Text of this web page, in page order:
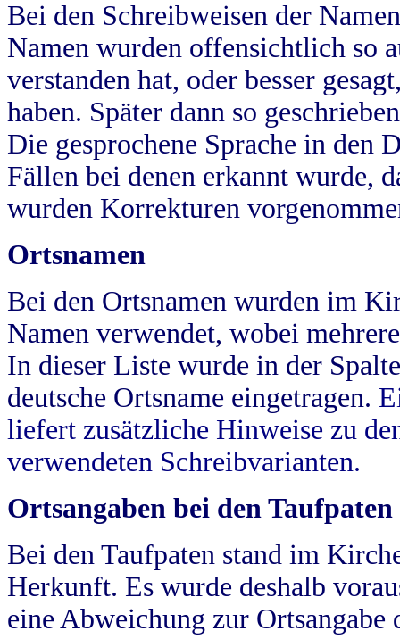
Bei den Schreibweisen der
Namen wurden offensichtlich so
verstanden hat, oder besser
haben. Später dann so
Die gesprochene Sprache in
Fällen bei denen erkannt wurde,
wurden Korrekturen
Ortsnamen
Bei den Ortsnamen wurden im
Namen verwendet, wobei
In dieser Liste wurde in der
deutsche Ortsname eingetragen.
liefert zusätzliche Hinweise zu
verwendeten Schreibvarianten.
Ortsangaben bei den Taufpaten
Bei den Taufpaten stand im
Herkunft. Es wurde deshalb
eine Abweichung zur